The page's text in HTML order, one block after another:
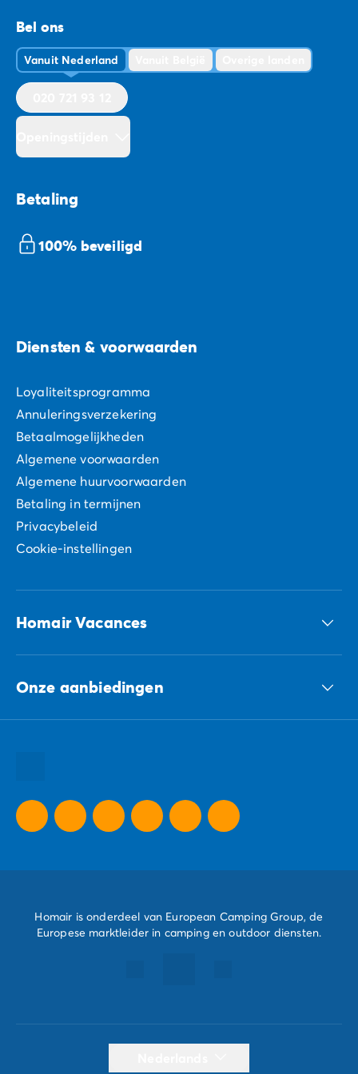
Bel ons
Vanuit Nederland
Betaling
100% beveiligd
Diensten & voorwaarden
Loyaliteitsprogramma
Annuleringsverzekering
Betaalmogelijkheden
Algemene voorwaarden
Algemene huurvoorwaarden
Betaling in termijnen
Privacybeleid
Cookie-instellingen
Homair Vacances
Onze duurzame verplichtingen Groep
Onze aanbiedingen
Homair is onderdeel van European Camping Group, de
Europese marktleider in camping en outdoor diensten.